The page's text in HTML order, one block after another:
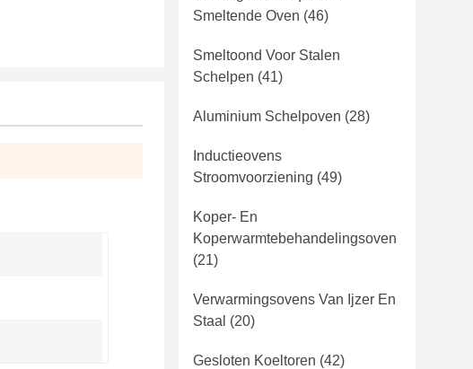
Smeltende Oven (46)
Smeltoond Voor Stalen
Schelpen (41)
Aluminium Schelpoven (28)
Inductieovens
Stroomvoorziening (49)
Koper- En
Koperwarmtebehandelingsoven
(21)
Verwarmingsovens Van Ijzer En
Staal (20)
Gesloten Koeltoren (42)